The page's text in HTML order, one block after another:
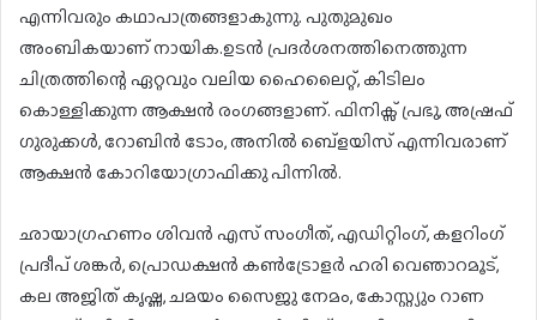
എന്നിവരും കഥാപാത്രങ്ങളാകുന്നു. പുതുമുഖം
അംബികയാണ് നായിക.ഉടൻ പ്രദർശനത്തിനെത്തുന്ന
ചിത്രത്തിന്റെ ഏറ്റവും വലിയ ഹൈലൈറ്റ്, കിടിലം
കൊള്ളിക്കുന്ന ആക്ഷൻ രംഗങ്ങളാണ്. ഫിനിക്സ് പ്രഭു, അഷ്രഫ്
ഗുരുക്കൾ, റോബിൻ ടോം, അനിൽ ബെ്ളയിസ് എന്നിവരാണ്
ആക്ഷൻ കോറിയോഗ്രാഫിക്കു പിന്നിൽ.
ഛായാഗ്രഹണം ശിവൻ എസ് സംഗീത്, എഡിറ്റിംഗ്, കളറിംഗ്
പ്രദീപ് ശങ്കർ, പ്രൊഡക്ഷൻ കൺട്രോളർ ഹരി വെഞാറമൂട്,
കല അജിത് കൃഷ്ണ, ചമയം സൈജു നേമം, കോസ്റ്റ്യും റാണ